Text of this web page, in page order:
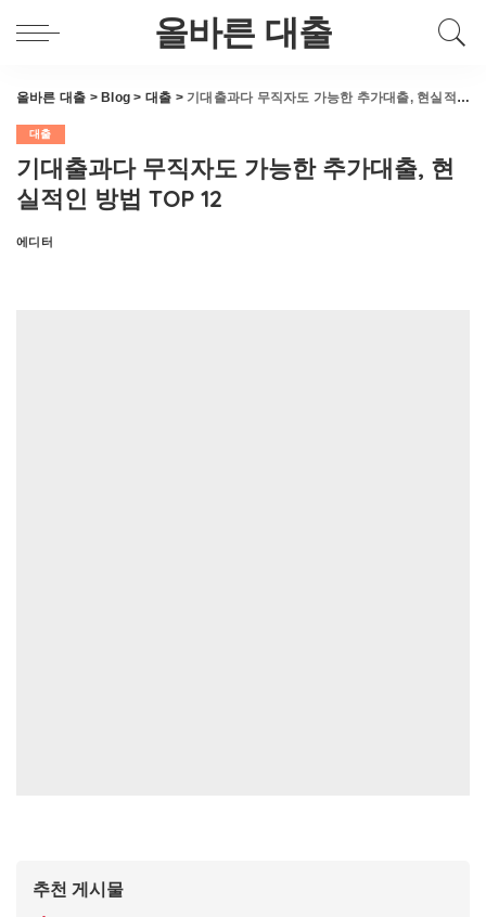
올바른 대출
올바른 대출 > Blog > 대출 >기대출과다 무직자도 가능한 추가대출, 현실적인 방법 TOP 12
대출
기대출과다 무직자도 가능한 추가대출, 현
실적인 방법 TOP 12
Posted
에디터
추천 게시물